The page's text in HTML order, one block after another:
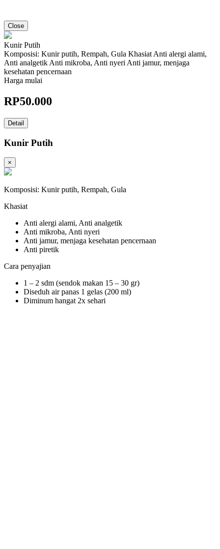
Close
Kunir Putih
Komposisi: Kunir putih, Rempah, Gula Khasiat Anti alergi alami,
Anti analgetik Anti mikroba, Anti nyeri Anti jamur, menjaga
kesehatan pencernaan
Harga mulai
RP50.000
Detail
Kunir Putih
×
Komposisi: Kunir putih, Rempah, Gula
Khasiat
Anti alergi alami, Anti analgetik
Anti mikroba, Anti nyeri
Anti jamur, menjaga kesehatan pencernaan
Anti piretik
Cara penyajian
1 – 2 sdm (sendok makan 15 – 30 gr)
Diseduh air panas 1 gelas (200 ml)
Diminum hangat 2x sehari